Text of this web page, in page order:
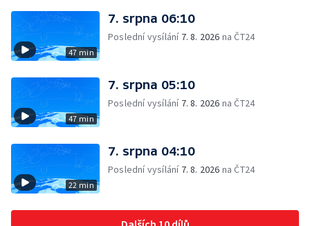
47 min
7. srpna 06:10
Poslední vysílání 7. 8. 2026 na ČT24
47 min
7. srpna 05:10
Poslední vysílání 7. 8. 2026 na ČT24
22 min
7. srpna 04:10
Poslední vysílání 7. 8. 2026 na ČT24